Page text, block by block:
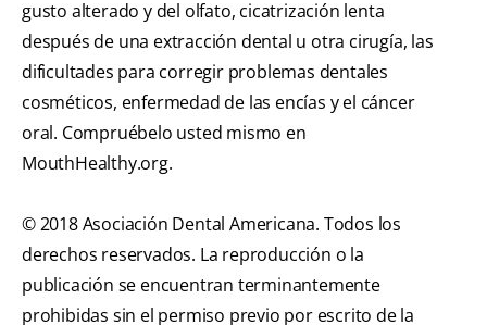
gusto alterado y del olfato, cicatrización lenta
después de una extracción dental u otra cirugía, las
dificultades para corregir problemas dentales
cosméticos, enfermedad de las encías y el cáncer
oral. Compruébelo usted mismo en
MouthHealthy.org.
© 2018 Asociación Dental Americana. Todos los
derechos reservados. La reproducción o la
publicación se encuentran terminantemente
prohibidas sin el permiso previo por escrito de la